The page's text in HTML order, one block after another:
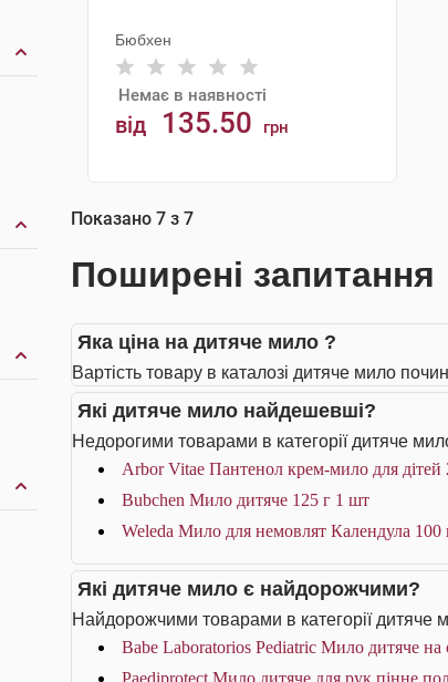
Бюбхен
Немає в наявності
від 135.50 грн
Показано 7 з 7
Поширені запитання
Яка ціна на дитяче мило ?
Вартість товару в каталозі дитяче мило
Які дитяче мило найдешевші?
Недорогими товарами в категорії дитяче
Arbor Vitae Пантенол крем-мило для дітей
Bubchen Мило дитяче 125 г 1 шт
Weleda Мило для немовлят Календула 100
Які дитяче мило є найдорожчими?
Найдорожчими товарами в категорії дитяче
Babe Laboratorios Pediatric Мило дитяче на
Paediprotect Мило дитяче для рук пінне